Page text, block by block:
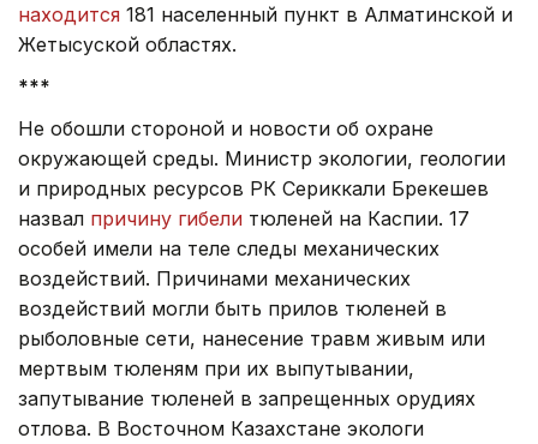
находится 181 населенный пункт в Алматинской и
Жетысуской областях.
***
Не обошли стороной и новости об охране
окружающей среды. Министр экологии, геологии
и природных ресурсов РК Сериккали Брекешев
назвал причину гибели тюленей на Каспии. 17
особей имели на теле следы механических
воздействий. Причинами механических
воздействий могли быть прилов тюленей в
рыболовные сети, нанесение травм живым или
мертвым тюленям при их выпутывании,
запутывание тюленей в запрещенных орудиях
отлова. В Восточном Казахстане экологи